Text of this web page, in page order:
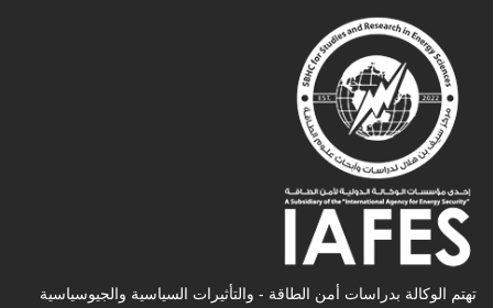
تهتم الوكالة بدراسات أمن الطاقة - والتأثیرات السیاسیة والجیوسیاسیة